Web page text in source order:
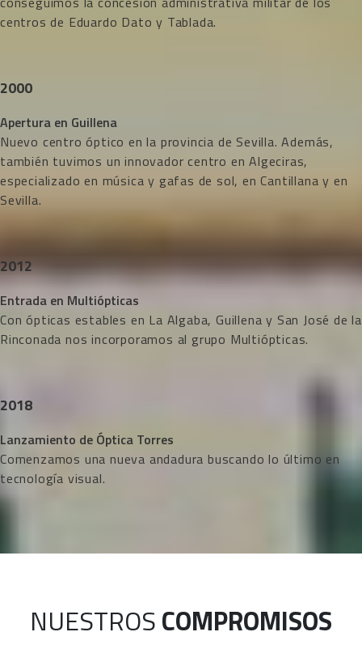
centros de Eduardo Dato y Tablada.
2000
Apertura en Guillena
Nuevo centro óptico en la provincia de Sevilla. Además,
también tuvimos un innovador centro en Algeciras,
especializado en música y gafas de sol, en Cantillana y en
Sevilla.
2012
Entrada en Multiópticas
Con ópticas estables en La Algaba, Guillena y San José de la
Rinconada nos incorporamos al grupo Multiópticas.
2018
Lanzamiento de Óptica Torres
Comenzamos una nueva andadura buscando lo último en
tecnología visual.
NUESTROSCOMPROMISOS